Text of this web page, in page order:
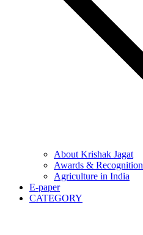
About Krishak Jagat
Awards & Recognition
Agriculture in India
E-paper
CATEGORY